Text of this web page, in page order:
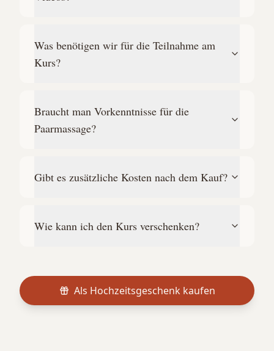
Was benötigen wir für die Teilnahme am
Kurs?
Braucht man Vorkenntnisse für die
Paarmassage?
Gibt es zusätzliche Kosten nach dem Kauf?
Wie kann ich den Kurs verschenken?
Als Hochzeitsgeschenk kaufen